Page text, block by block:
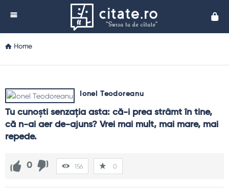
Home
Ionel Teodoreanu
Tu cunoşti senzaţia asta: că-i prea strâmt în tine,
că n-ai aer de-ajuns? Vrei mai mult, mai mare, mai
repede.
0 156 0